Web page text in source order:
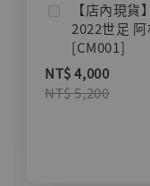
【店內現
2022世足
[CM001]
NT$ 4,000
NT$ 5,200